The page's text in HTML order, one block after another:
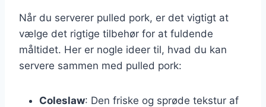
Når du serverer pulled pork, er det vigtigt at
vælge det rigtige tilbehør for at fuldende
måltidet. Her er nogle ideer til, hvad du kan
servere sammen med pulled pork:
Coleslaw: Den friske og sprøde tekstur af